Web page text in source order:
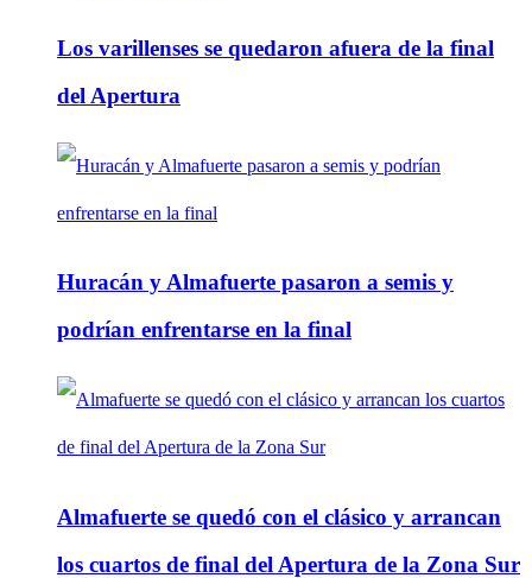
Los varillenses se quedaron afuera de la final
del Apertura
Huracán y Almafuerte pasaron a semis y
podrían enfrentarse en la final
Almafuerte se quedó con el clásico y arrancan
los cuartos de final del Apertura de la Zona Sur